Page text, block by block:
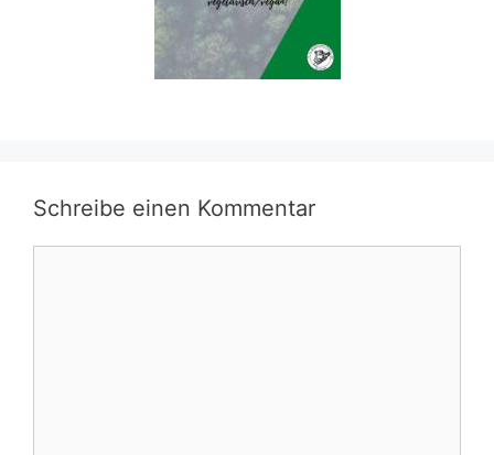
Schreibe einen Kommentar